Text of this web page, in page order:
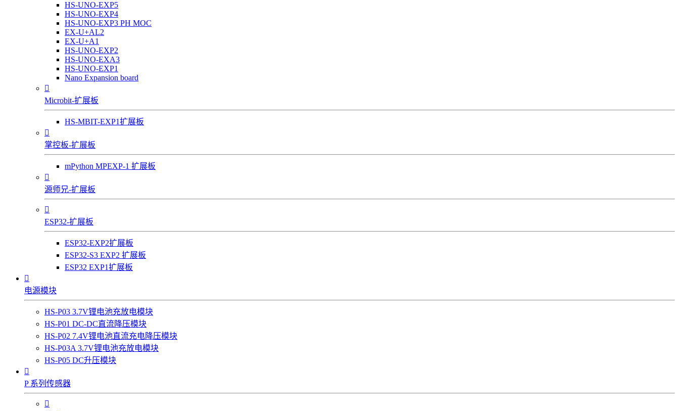
HS-UNO-EXP5
HS-UNO-EXP4
HS-UNO-EXP3 PH MOC
EX-U+AL2
EX-U+A1
HS-UNO-EXP2
HS-UNO-EXA3
HS-UNO-EXP1
Nano Expansion board

Microbit-扩展板
HS-MBIT-EXP1扩展板

掌控板-扩展板
mPython MPEXP-1 扩展板

源师兄-扩展板

ESP32-扩展板
ESP32-EXP2扩展板
ESP32-S3 EXP2 扩展板
ESP32 EXP1扩展板

电源模块
HS-P03 3.7V锂电池充放电模块
HS-P01 DC-DC直流降压模块
HS-P02 7.4V锂电池直流充电降压模块
HS-P03A 3.7V锂电池充放电模块
HS-P05 DC升压模块

P 系列传感器
